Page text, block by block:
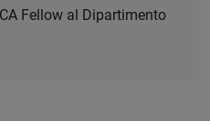
Fellow al Dipartimento